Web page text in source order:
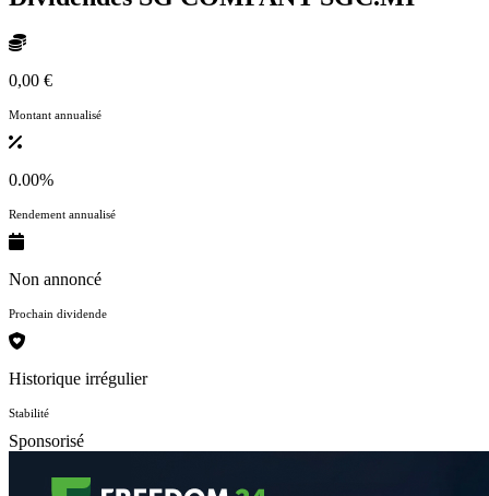
0,00 €
Montant annualisé
0.00%
Rendement annualisé
Non annoncé
Prochain dividende
Historique irrégulier
Stabilité
Sponsorisé